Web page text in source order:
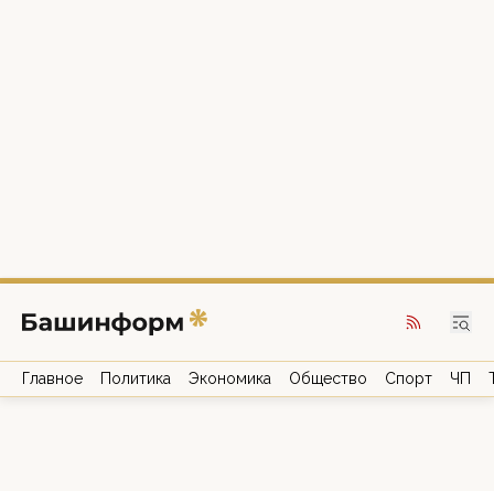
Главное Политика Экономика Общество Спорт ЧП